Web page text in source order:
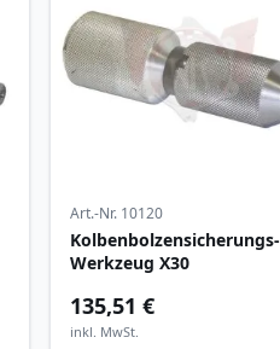
Art.-Nr. 10120
Kolbenbolzensicherungs-
Werkzeug X30
135,51 €
inkl. MwSt.